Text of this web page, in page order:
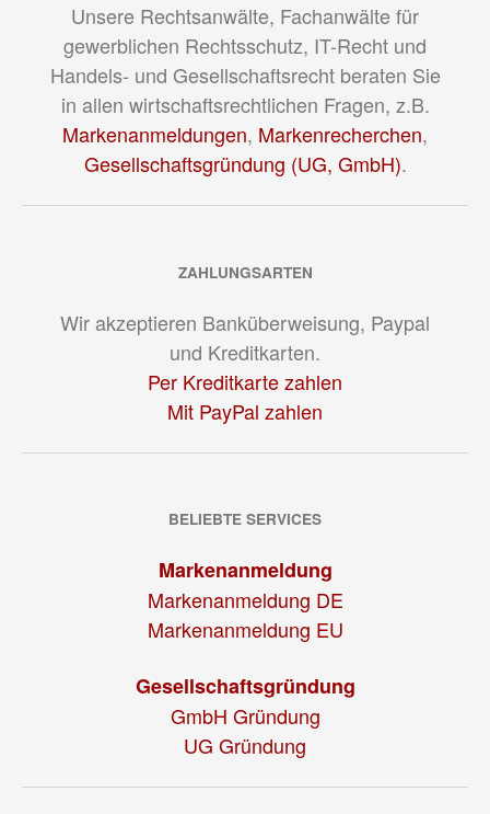
Unsere Rechtsanwälte, Fachanwälte für
gewerblichen Rechtsschutz, IT-Recht und
Handels- und Gesellschaftsrecht beraten Sie
in allen wirtschaftsrechtlichen Fragen, z.B.
Markenanmeldungen, Markenrecherchen,
Gesellschaftsgründung (UG, GmbH).
ZAHLUNGSARTEN
Wir akzeptieren Banküberweisung, Paypal
und Kreditkarten.
Per Kreditkarte zahlen
Mit PayPal zahlen
BELIEBTE SERVICES
Markenanmeldung
Markenanmeldung DE
Markenanmeldung EU
Gesellschaftsgründung
GmbH Gründung
UG Gründung